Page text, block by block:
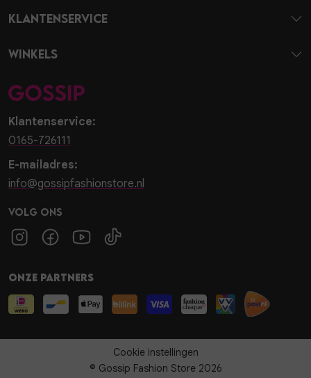
Klantenservice:
0165-726111
E-mailadres:
info@gossipfashionstore.nl
Volg ons
Klantenservice
Winkels
Onze partners
Cookie instellingen
© Gossip Fashion Store 2026